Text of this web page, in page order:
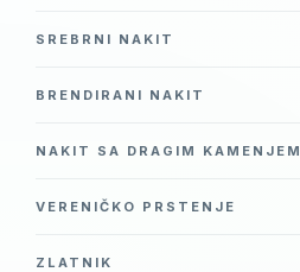
SREBRNI NAKIT
BRENDIRANI NAKIT
NAKIT SA DRAGIM KAMENJEM
VERENIČKO PRSTENJE
ZLATNIK